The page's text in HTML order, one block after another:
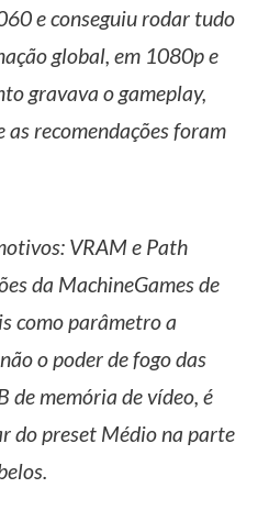
e conseguiu rodar tudo
global, em 1080p e
gravava o gameplay,
as recomendações foram
VRAM e Path
da MachineGames de
como parâmetro a
o poder de fogo das
de memória de vídeo, é
do preset Médio na parte